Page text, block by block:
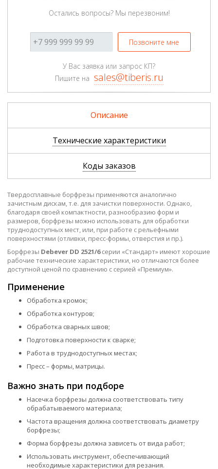
Остались вопросы? Мы перезвоним!
Позвоните мне
У Вас заявка или запрос КП?
Пишите на sales@tiberis.ru
Описание
Технические характеристики
Коды заказов
Твердосплавные борфрезы применяются аналогично
зачистным дискам, т.е. для зачистки поверхности. Однако,
благодаря своей компактности, разнообразию форм и
размеров, борфрезы можно использовать для обработки
труднодоступных мест, или, при работе с рельефными
поверхностями (отливки, пресс-формы, отверстия и пр.).
Борфрезы Debever DD 2521/6серии «Стандарт» имеют хорошие
рабочие технические характеристики, но отличаются более
доступной ценой по сравнению с серией «Премиум».
Применение
Обработка кромок;
Обработка контуров;
Обработка сварных швов;
Подготовка поверхности к сварке;
Работа в труднодоступных местах;
Пресс – формы, матрицы.
Важно знать при подборе
Насечка борфрезы должна соответствовать типу
обрабатываемого материала;
Частота вращения должна соответствовать диаметру
борфрезы;
Форма борфрезы должна зависеть от вида работ;
Использовать инструмент, обеспечивающий
необходимые характеристики для резания.